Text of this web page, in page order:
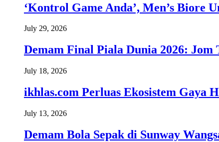
‘Kontrol Game Anda’, Men’s Biore
July 29, 2026
Demam Final Piala Dunia 2026: Jom
July 18, 2026
ikhlas.com Perluas Ekosistem
July 13, 2026
Demam Bola Sepak di Sunway